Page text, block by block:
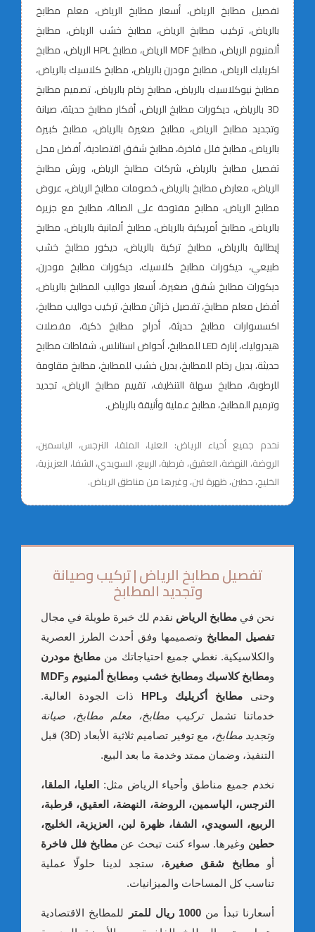
تفصيل مطابخ الرياض، أسعار مطابخ الرياض، معلم مطابخ
بالرياض، تركيب مطابخ الرياض، مطابخ خشب الرياض، مطابخ
ألمنيوم الرياض، مطابخ MDF الرياض، مطابخ HPL الرياض، مطابخ
اكريليك الرياض، مطابخ مودرن بالرياض، مطابخ كلاسيك بالرياض،
مطابخ نيوكلاسيك بالرياض، مطابخ رخام بالرياض، تصميم مطابخ
3D بالرياض، ديكورات مطابخ الرياض، أفكار مطابخ حديثة، صيانة
وتجديد مطابخ الرياض، مطابخ صغيرة بالرياض، مطابخ كبيرة
بالرياض، مطابخ فلل فاخرة، مطابخ شقق اقتصادية، أفضل محل
تفصيل مطابخ بالرياض، شركات مطابخ الرياض، ورش مطابخ
الرياض، معارض مطابخ بالرياض، خصومات مطابخ الرياض، عروض
مطابخ الرياض، مطابخ مفتوحة على الصالة، مطابخ مع جزيرة
بالرياض، مطابخ أمريكية بالرياض، مطابخ ألمانية بالرياض، مطابخ
إيطالية بالرياض، مطابخ تركية بالرياض، ديكور مطابخ خشب
طبيعي، ديكورات مطابخ كلاسيك، ديكورات مطابخ مودرن،
ديكورات مطابخ شقق صغيرة، أسعار دواليب المطابخ بالرياض،
أفضل معلم مطابخ، تفصيل خزائن مطابخ، تركيب دواليب مطابخ،
اكسسوارات مطابخ حديثة، أدراج مطابخ ذكية، مفصلات
هيدروليك، إنارة LED للمطابخ، أحواض استانلس، شفاطات مطابخ
حديثة، بديل رخام للمطابخ، بديل خشب للمطابخ، مطابخ مقاومة
للرطوبة، مطابخ سهلة التنظيف، تقييم مطابخ الرياض، تجديد
وترميم المطابخ، مطابخ عملية وأنيقة بالرياض.
نخدم جميع أحياء الرياض: العليا، الملقا، النرجس، الياسمين،
الروضة، النهضة، العقيق، قرطبة، الربيع، السويدي، الشفا، العزيزية،
الخليج، حطين، ظهرة لبن، وغيرها من مناطق الرياض.
تفصيل مطابخ الرياض | تركيب وصيانة
وتجديد المطابخ
نحن في مطابخ الرياض نقدم لك خبرة طويلة في مجال
تفصيل المطابخ وتصميمها وفق أحدث الطرز العصرية
والكلاسيكية. نغطي جميع احتياجاتك من مطابخ مودرن
ومطابخ كلاسيك ومطابخ خشب ومطابخ ألمنيوم وMDF
وحتى مطابخ أكريليك وHPL ذات الجودة العالية.
خدماتنا تشملتركيب مطابخ، معلم مطابخ، صيانة
وتجديد مطابخ
، مع توفير تصاميم ثلاثية الأبعاد (3D) قبل
التنفيذ، وضمان ممتد وخدمة ما بعد البيع.
نخدم جميع مناطق وأحياء الرياض مثل:
العليا، الملقا،
النرجس، الياسمين، الروضة، النهضة، العقيق، قرطبة،
الربيع، السويدي، الشفا، ظهرة لبن، العزيزية، الخليج،
حطين وغيرها. سواء كنت تبحث عنمطابخ فلل فاخرة
أومطابخ شقق صغيرة، ستجد لدينا حلولًا عملية
تناسب كل المساحات والميزانيات.
أسعارنا تبدأ من 1000 ريال للمتر
للمطابخ الاقتصادية